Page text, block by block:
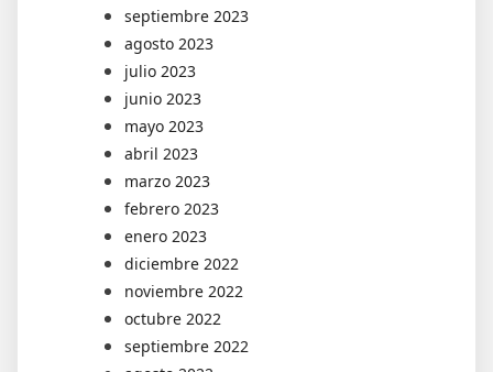
septiembre 2023
agosto 2023
julio 2023
junio 2023
mayo 2023
abril 2023
marzo 2023
febrero 2023
enero 2023
diciembre 2022
noviembre 2022
octubre 2022
septiembre 2022